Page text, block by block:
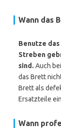
Wann das
Benutze
Streben
sind. Auch
das Brett
Brett als
Ersatzteile
Wann